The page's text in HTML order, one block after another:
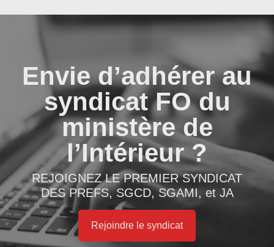
Envie d’adhérer au
syndicat FO du
ministère de
l’Intérieur ?
REJOIGNEZ LE PREMIER SYNDICAT
DES PREFS, SGCD, SGAMI, et JA
Rejoindre le syndicat